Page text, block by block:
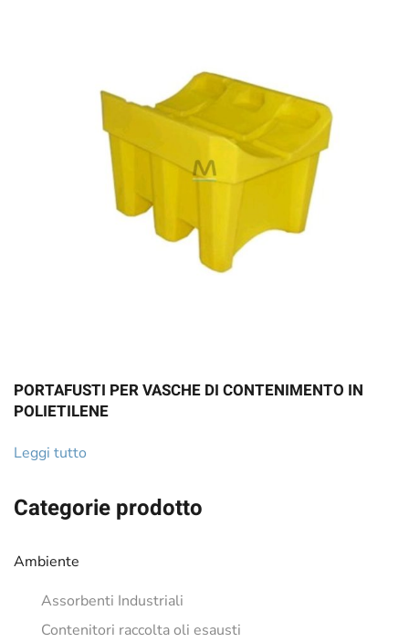
Categorie prodotto
Ambiente
Assorbenti Industriali
Contenitori raccolta oli esausti
PORTAFUSTI PER VASCHE DI CONTENIMENTO IN
POLIETILENE
Leggi tutto